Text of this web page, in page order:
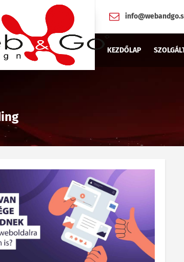
KEZDŐLAP